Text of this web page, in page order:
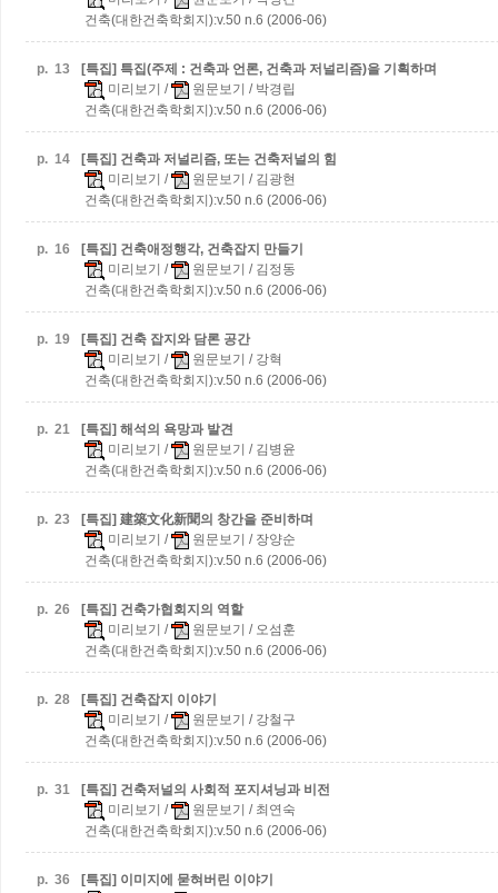
건축(대한건축학회지):v.50 n.6 (2006-06)
p. 13
[특집] 특집(주제 : 건축과 언론, 건축과 저널리즘)을 기획하며
미리보기 / 원문보기 / 박경립
건축(대한건축학회지):v.50 n.6 (2006-06)
p. 14
[특집] 건축과 저널리즘, 또는 건축저널의 힘
미리보기 / 원문보기 / 김광현
건축(대한건축학회지):v.50 n.6 (2006-06)
p. 16
[특집] 건축애정행각, 건축잡지 만들기
미리보기 / 원문보기 / 김정동
건축(대한건축학회지):v.50 n.6 (2006-06)
p. 19
[특집] 건축 잡지와 담론 공간
미리보기 / 원문보기 / 강혁
건축(대한건축학회지):v.50 n.6 (2006-06)
p. 21
[특집] 해석의 욕망과 발견
미리보기 / 원문보기 / 김병윤
건축(대한건축학회지):v.50 n.6 (2006-06)
p. 23
[특집] 建築文化新聞의 창간을 준비하며
미리보기 / 원문보기 / 장양순
건축(대한건축학회지):v.50 n.6 (2006-06)
p. 26
[특집] 건축가협회지의 역할
미리보기 / 원문보기 / 오섬훈
건축(대한건축학회지):v.50 n.6 (2006-06)
p. 28
[특집] 건축잡지 이야기
미리보기 / 원문보기 / 강철구
건축(대한건축학회지):v.50 n.6 (2006-06)
p. 31
[특집] 건축저널의 사회적 포지셔닝과 비전
미리보기 / 원문보기 / 최연숙
건축(대한건축학회지):v.50 n.6 (2006-06)
p. 36
[특집] 이미지에 묻혀버린 이야기